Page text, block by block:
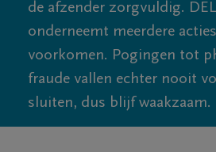
de afzender zorgvuldig.
onderneemt meerdere
voorkomen. Pogingen tot
fraude vallen echter nooit
sluiten, dus blijf waakzaam.